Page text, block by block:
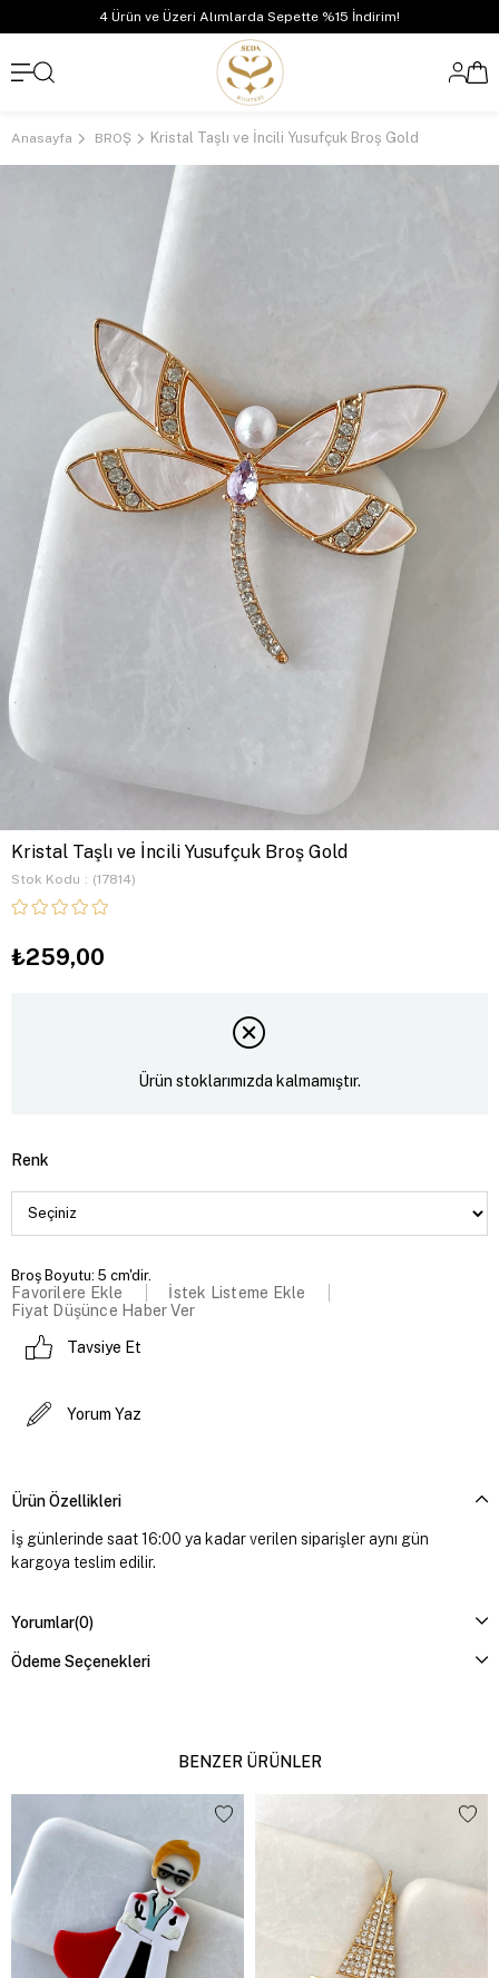
4 Ürün ve Üzeri Alımlarda Sepette %15 İndirim!
Anasayfa BROŞ Kristal Taşlı ve İncili Yusufçuk Broş Gold
Kristal Taşlı ve İncili Yusufçuk Broş Gold
Stok Kodu (17814)
₺259,00
Ürün stoklarımızda kalmamıştır.
Renk
Broş Boyutu: 5 cm'dir.
Favorilere Ekle
İstek Listeme Ekle
Fiyat Düşünce Haber Ver
Tavsiye Et
Yorum Yaz
Ürün Özellikleri
İş günlerinde saat 16:00 ya kadar verilen siparişler aynı gün
kargoya teslim edilir.
Yorumlar(0)
Ödeme Seçenekleri
BENZER ÜRÜNLER